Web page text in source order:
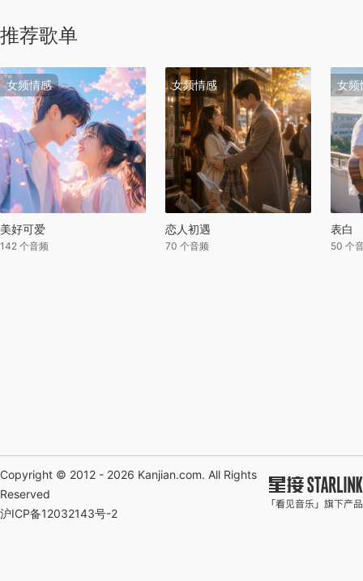
推荐歌单
女频情感
美好可爱
142 个音频
女频情感
恋人初遇
70 个音频
女频
表白
50 个
Copyright © 2012 - 2026 Kanjian.com. All Rights
Reserved
沪ICP备12032143号-2